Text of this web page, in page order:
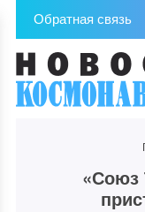
Обратная связь
«Союз